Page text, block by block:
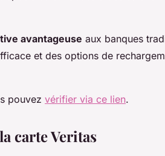
avantageuse aux banques
et des options de
pouvez vérifier via ce lien.
carte Veritas